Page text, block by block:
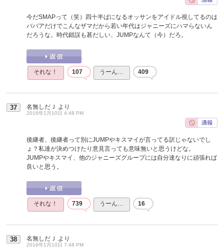
今だSMAPって（笑）四十半ばになるオッサンをアイドル視してるのは
ババアだけでこんなザマだから若い年代はジャニーズにハマらないん
だろうな。時代錯誤も甚だしい、JUMPなんて（今）だろ。
それな！ 107 うーん… 409
37 名無しだＪ より
2016年1月10日 4:48 PM
後継者、後継者って別にJUMPやキスマイが言ってる訳じゃないでし
ょ？私達が決めつけたり意見言っても意味無いと思うけどな。
JUMPやキスマイ、他のジャニーズグループには自分達なりに頑張れば
良いと思う。
それな！ 739 うーん… 16
38 名無しだＪ より
2016年1月10日 7:48 PM